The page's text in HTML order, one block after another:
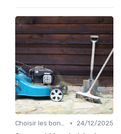
Choisir les bons outils •
24/12/2025